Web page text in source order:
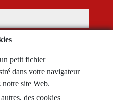
et politique de
petit fichier
dans votre navigateur
site Web.
des cookies